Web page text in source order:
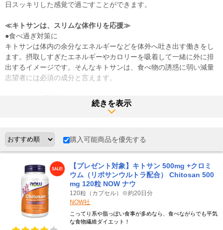
日スッキリした感覚で過ごすことができます。
≪キトサンは、スリムな体作りを応援≫
●食べ過ぎ対策に
キトサンは体内の余分なエネルギーなどを体外へ吐き出す働きをし
ます。摂取しすぎたエネルギーやカロリーを吸着して一緒に外に排
出するイメージです。そんなキトサンは、食べ物の誘惑に弱い減量
志望者には必須の成分と言えます。
キトサンは小腸を通る時、腸内に残った余分なエネルギーを体外へ
う。しっかり食べながらスッキリと出す……そんな正常なサイクル
でダイエットをサポートします。
≪キトサンの飲み方≫
肥満のもととなる内臓脂肪、皮下脂肪ができるのを予防しうるキト
サン。サプリメントとして摂取するなら、食前がベターです。甲殻
類アレルギーの方などは注意が必要です。
続きを表示
購入可能商品を優先する
【プレゼント対象】キトサン 500mg +クロミ
ウム（リポサンウルトラ配合） Chitosan 500
mg 120粒 NOW ナウ
120粒（カプセル）※約20日分
NOW社
こってり系や脂っぽい食事が多めなら、食べながらでも平気
な食物繊維ダイエット！